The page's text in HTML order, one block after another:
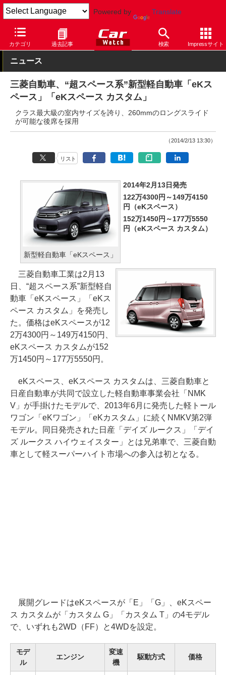
Powered by Translate
カテゴリ 過去記事 検索 Impressサイト
Car Watch 自動車 三菱自動車 eK
ニュース
三菱自動車、“超スペース系”新型軽自動車「eKス
ペース」「eKスペース カスタム」
クラス最大級の室内サイズを誇り、260mmのロングスライド
が可能な後席を採用
（2014/2/13 13:30）
リスト
新型軽自動車「eKスペース」
2014年2月13日発売
122万4300円～149万4150
円（eKスペース）
152万1450円～177万5550
円（eKスペース カスタム）
三菱自動車工業は2月13
日、“超スペース系”新型軽自
動車「eKスペース」「eKス
ペース カスタム」を発売し
た。価格はeKスペースが12
2万4300円～149万4150円、
eKスペース カスタムが152
万1450円～177万5550円。
eKスペース、eKスペース カスタムは、三菱自動車と
日産自動車が共同で設立した軽自動車事業会社「NMK
V」が手掛けたモデルで、2013年6月に発売した軽トール
ワゴン「eKワゴン」「eKカスタム」に続くNMKV第2弾
モデル。同日発売された日産「デイズ ルークス」「デイ
ズ ルークス ハイウェイスター」とは兄弟車で、三菱自動
車として軽スーパーハイト市場への参入は初となる。
展開グレードはeKスペースが「E」「G」、eKスペー
ス カスタムが「カスタム G」「カスタム T」の4モデル
で、いずれも2WD（FF）と4WDを設定。
モデ
ル
エンジン
変速
機
駆動方式 価格